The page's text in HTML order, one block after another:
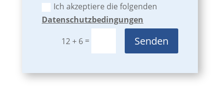
Ich akzeptiere die folgenden
Datenschutzbedingungen
12 + 6 = Senden